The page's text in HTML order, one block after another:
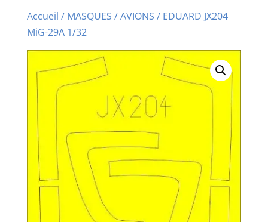
Accueil / MASQUES /AVIONS / EDUARD JX204
MiG-29A 1/32